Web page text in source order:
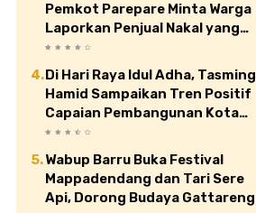
Pemkot Parepare Minta Warga
Laporkan Penjual Nakal yang
Jual di Atas HET
Di Hari Raya Idul Adha, Tasming
Hamid Sampaikan Tren Positif
Capaian Pembangunan Kota
Parepare
Wabup Barru Buka Festival
Mappadendang dan Tari Sere
Api, Dorong Budaya Gattareng